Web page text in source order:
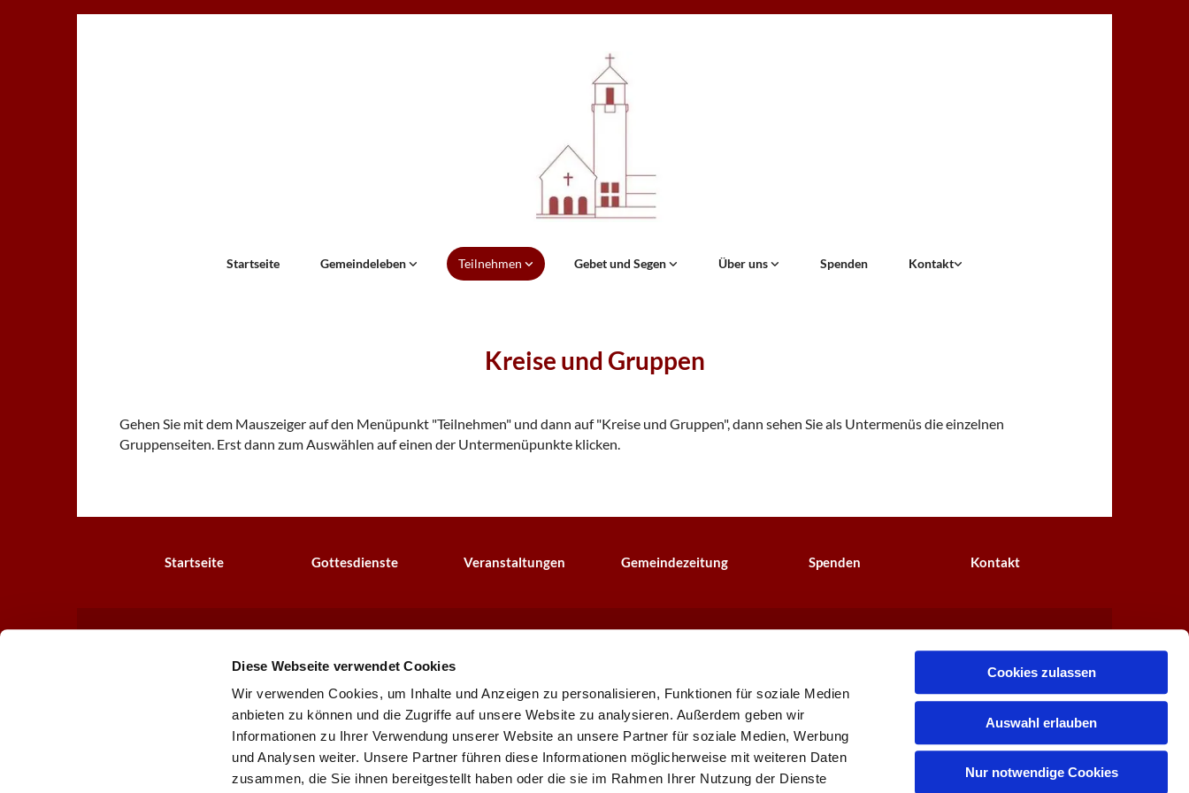
Diese Webseite verwendet Cookies
Wir verwenden Cookies, um Inhalte und Anzeigen zu personalisieren, Funktionen für soziale Medien
anbieten zu können und die Zugriffe auf unsere Website zu analysieren. Außerdem geben wir
Informationen zu Ihrer Verwendung unserer Website an unsere Partner für soziale Medien, Werbung
und Analysen weiter. Unsere Partner führen diese Informationen möglicherweise mit weiteren Daten
zusammen, die Sie ihnen bereitgestellt haben oder die sie im Rahmen Ihrer Nutzung der Dienste
Cookies zulassen
Auswahl erlauben
Nur notwendige Cookies
Startseite Gemeindeleben Teilnehmen Gebet und Segen Über uns Spenden Kontakt
Kreise und Gruppen
Gehen Sie mit dem Mauszeiger auf den Menüpunkt "Teilnehmen" und dann auf "Kreise und Gruppen", dann sehen Sie als Untermenüs die einzelnen
Gruppenseiten. Erst dann zum Auswählen auf einen der Untermenüpunkte klicken.
Startseite Gottesdienste Veranstaltungen Gemeindezeitung Spenden Kontakt
buero@lindenkirche.de
Datenschutzerklärung ChurchDesk-Login